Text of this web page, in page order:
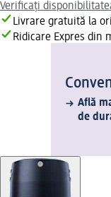
Verificați
Livrare gratuită la
Ridicare Expres din
Află
de